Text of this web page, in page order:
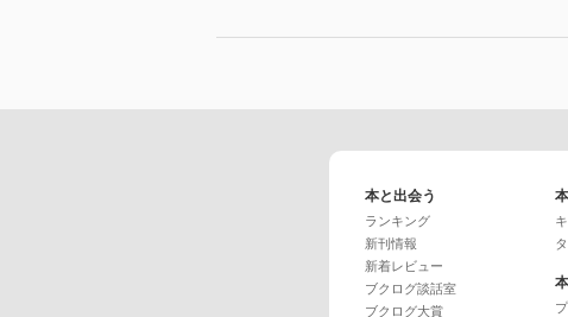
本と出会う
ランキング
新刊情報
新着レビュー
ブクログ談話室
ブクログ大賞